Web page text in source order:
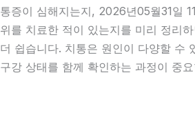
통증이 심해지는지, 2026년05월31일
위를 치료한 적이 있는지를 미리 정리
더 쉽습니다. 치통은 원인이 다양할 수
구강 상태를 함께 확인하는 과정이 중